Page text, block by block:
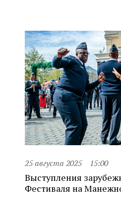
25 августа 2025 15:00
Выступления
Фестиваля на